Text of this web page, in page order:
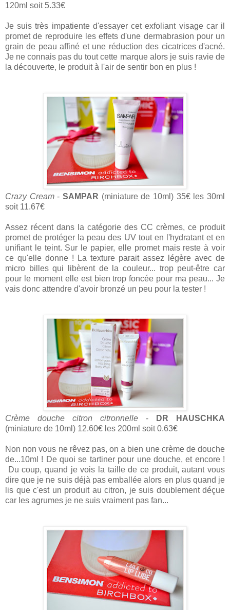
120ml soit 5.33€
Je suis très impatiente d'essayer cet exfoliant visage car il
promet de reproduire les effets d'une dermabrasion pour un
grain de peau affiné et une réduction des cicatrices d'acné.
Je ne connais pas du tout cette marque alors je suis ravie de
la découverte, le produit à l'air de sentir bon en plus !
Crazy Cream-SAMPAR (miniature de 10ml) 35€ les 30ml
soit 11.67€
Assez récent dans la catégorie des CC crèmes, ce produit
promet de protéger la peau des UV tout en l'hydratant et en
unifiant le teint. Sur le papier, elle promet mais reste à voir
ce qu'elle donne ! La texture parait assez légère avec de
micro billes qui libèrent de la couleur... trop peut-être car
pour le moment elle est bien trop foncée pour ma peau... Je
vais donc attendre d'avoir bronzé un peu pour la tester !
Crème douche citron citronnelle -
DR HAUSCHKA
(miniature de 10ml) 12.60€ les 200ml soit 0.63€
Non non vous ne rêvez pas, on a bien une crème de douche
de...10ml ! De quoi se tartiner pour une douche, et encore !
Du coup, quand je vois la taille de ce produit, autant vous
dire que je ne suis déjà pas emballée alors en plus quand je
lis que c'est un produit au citron, je suis doublement déçue
car les agrumes je ne suis vraiment pas fan...